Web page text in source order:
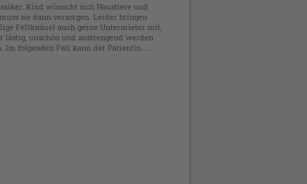
Kind wünscht sich Haustiere und
sie dann versorgen. Leider bringen
Fellknäuel auch gerne Untermieter mit,
lästig, unschön und anstrengend werden
Im folgenden Fall kann der Patientin ...